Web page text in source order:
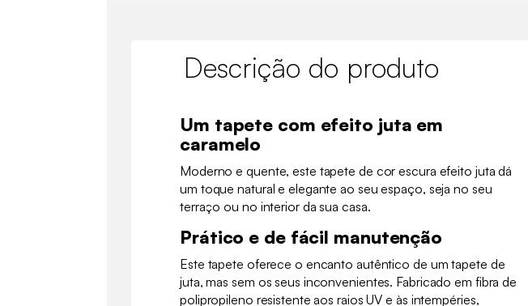
Descrição do produto
Um tapete com efeito juta em
caramelo
Moderno e quente, este tapete de cor escura efeito juta dá
um toque natural e elegante ao seu espaço, seja no seu
terraço ou no interior da sua casa.
Prático e de fácil manutenção
Este tapete oferece o encanto autêntico de um tapete de
juta, mas sem os seus inconvenientes. Fabricado em fibra de
polipropileno resistente aos raios UV e às intempéries,